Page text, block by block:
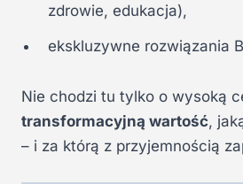
zdrowie, edukacja),
ekskluzywne rozwiązania
Nie chodzi tu tylko o wysoką
transformacyjną wartość,
– i za którą z przyjemnością